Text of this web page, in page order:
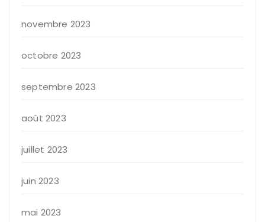
novembre 2023
octobre 2023
septembre 2023
août 2023
juillet 2023
juin 2023
mai 2023